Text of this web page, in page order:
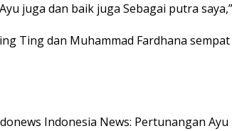
juga dan baik juga Sebagai putra
Ting dan Muhammad Fardhana
Indonesia News: Pertunangan